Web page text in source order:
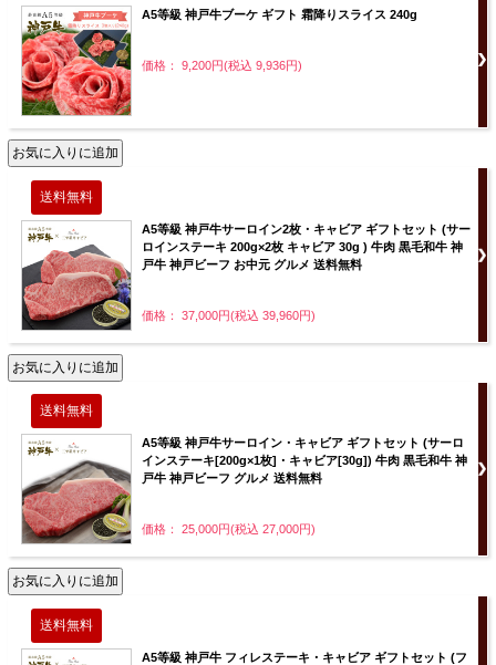
A5等級 神戸牛ブーケ ギフト 霜降りスライス 240g
価格： 9,200円(税込 9,936円)
A5等級 神戸牛サーロイン2枚・キャビア ギフトセット (サー
ロインステーキ 200g×2枚 キャビア 30g ) 牛肉 黒毛和牛 神
戸牛 神戸ビーフ お中元 グルメ 送料無料
価格： 37,000円(税込 39,960円)
A5等級 神戸牛サーロイン・キャビア ギフトセット (サーロ
インステーキ[200g×1枚]・キャビア[30g]) 牛肉 黒毛和牛 神
戸牛 神戸ビーフ グルメ 送料無料
価格： 25,000円(税込 27,000円)
A5等級 神戸牛 フィレステーキ・キャビア ギフトセット (フ